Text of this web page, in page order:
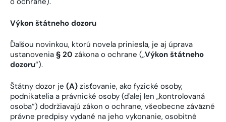
Výkon štátneho dozoru
Ďalšou novinkou, ktorú novela priniesla, je aj úprava
ustanovenia § 20 zákona o ochrane („Výkon štátneho
dozoru“).
Štátny dozor je (A) zisťovanie, ako fyzické osoby,
podnikatelia a právnické osoby (ďalej len „kontrolovaná
osoba“) dodržiavajú zákon o ochrane, všeobecne záväzné
právne predpisy vydané na jeho vykonanie, osobitné